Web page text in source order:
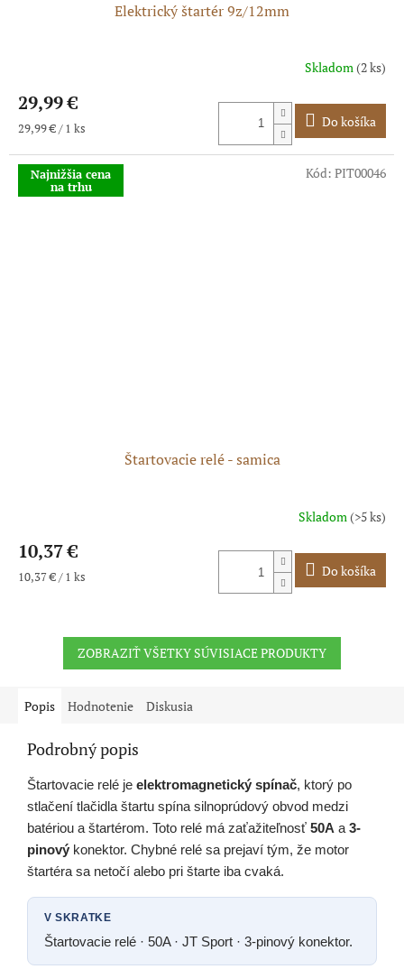
Elektrický štartér 9z/12mm
produktu
je
5,0
z
hviezdičiek.
Skladom(2 ks)
29,99 €
Jednotková
29,99 € / 1 ks Do košíka
Najnižšia cena
na trhu
Štartovacie relé - samica
produktu
je
5,0
hviezdičiek.
Skladom(>5 ks)
10,37 €
Jednotková
10,37 € / 1 ks Do košíka
Kód: PIT00046
ZOBRAZIŤ VŠETKY SÚVISIACE PRODUKTY
Popis Hodnotenie Diskusia
Podrobný popis
Štartovacie relé je elektromagnetický spínač, ktorý po
stlačení tlačidla štartu spína silnoprúdový obvod medzi
batériou a štartérom. Toto relé má zaťažiteľnosť 50A a3-
pinový konektor. Chybné relé sa prejaví tým, že motor
štartéra sa netočí alebo pri štarte iba cvaká.
V SKRATKE
Štartovacie relé · 50A · JT Sport · 3-pinový konektor.